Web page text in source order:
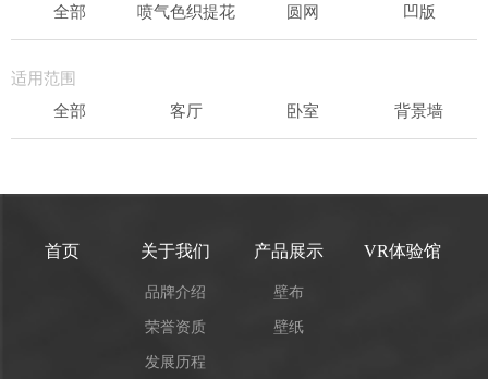
全部
喷气色织提花 圆网 凹版
适用范围
全部
客厅 卧室 背景墙
首页 关于我们
品牌介绍
荣誉资质
发展历程
产品展示
壁布
壁纸
VR体验馆